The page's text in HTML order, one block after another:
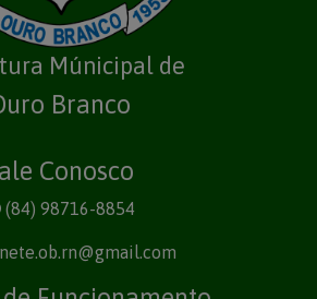
Múnicipal de
Branco
Conosco
(84) 98716-8854